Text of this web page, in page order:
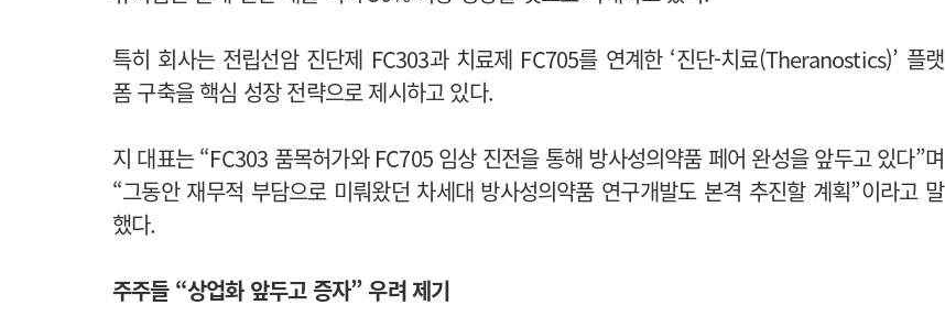
특히 회사는 전립선암 진단제 FC303과 치료제 FC705를 연계한 ‘진단-치료(Theranostics)’ 플랫
폼 구축을 핵심 성장 전략으로 제시하고 있다.
지 대표는 “FC303 품목허가와 FC705 임상 진전을 통해 방사성의약품 페어 완성을 앞두고 있다”며
“그동안 재무적 부담으로 미뤄왔던 차세대 방사성의약품 연구개발도 본격 추진할 계획”이라고 말
했다.
주주들 “상업화 앞두고 증자” 우려 제기